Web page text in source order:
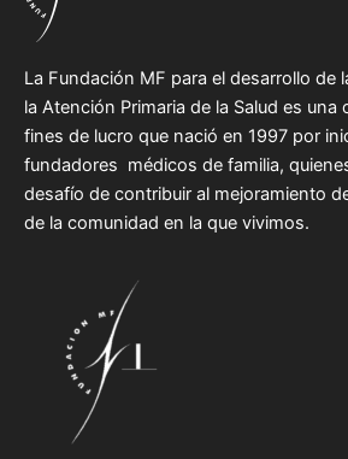
La Fundación MF para el desarrollo de
la Atención Primaria de la Salud es una
fines de lucro que nació en 1997 por
fundadores médicos de familia,
desafío de contribuir al mejoramiento
de la comunidad en la que vivimos.